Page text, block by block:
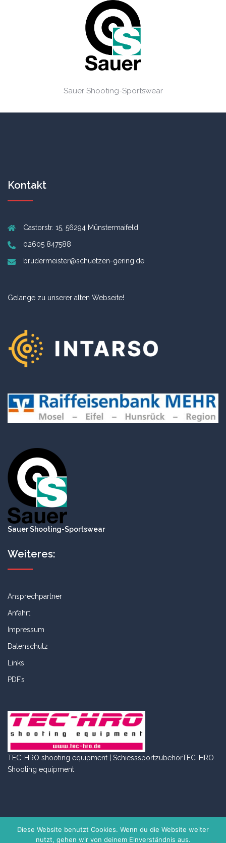
Sauer Shooting-Sportswear
Kontakt
Castorstr. 15, 56294 Münstermaifeld
02605 847588
brudermeister@schuetzen-gering.de
Gelange zu unserer alten Webseite!
Sauer Shooting-Sportswear
Weiteres:
Ansprechpartner
Anfahrt
Impressum
Datenschutz
Links
PDF’s
TEC-HRO shooting equipment | SchiesssportzubehörTEC-HRO
Shooting equipment
Diese Website benutzt Cookies. Wenn du die Website weiter
nutzt, gehen wir von deinem Einverständnis aus.